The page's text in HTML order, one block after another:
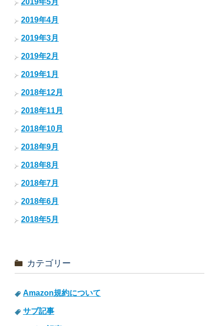
2019年5月
2019年4月
2019年3月
2019年2月
2019年1月
2018年12月
2018年11月
2018年10月
2018年9月
2018年8月
2018年7月
2018年6月
2018年5月
カテゴリー
Amazon規約について
サブ記事